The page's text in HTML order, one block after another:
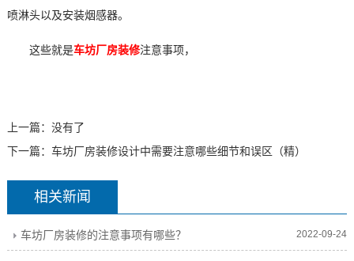
喷淋头以及安装烟感器。
这些就是车坊厂房装修注意事项，
上一篇：没有了
下一篇： 车坊厂房装修设计中需要注意哪些细节和误区（精）
相关新闻
车坊厂房装修的注意事项有哪些？ 2022-09-24